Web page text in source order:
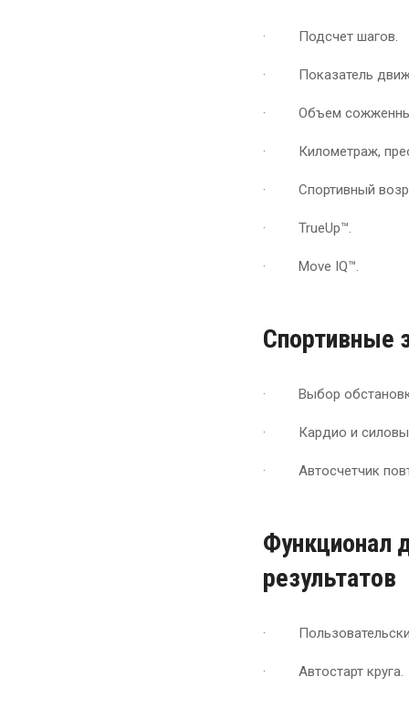
· Подсчет шагов.
· Показатель
· Объем
· Километраж,
· Спортивный
· TrueUp™.
· Move IQ™.
Спортивные
· Выбор
· Кардио и силовые
· Автосчетчик
Функционал
результатов
·
· Автостарт круга.